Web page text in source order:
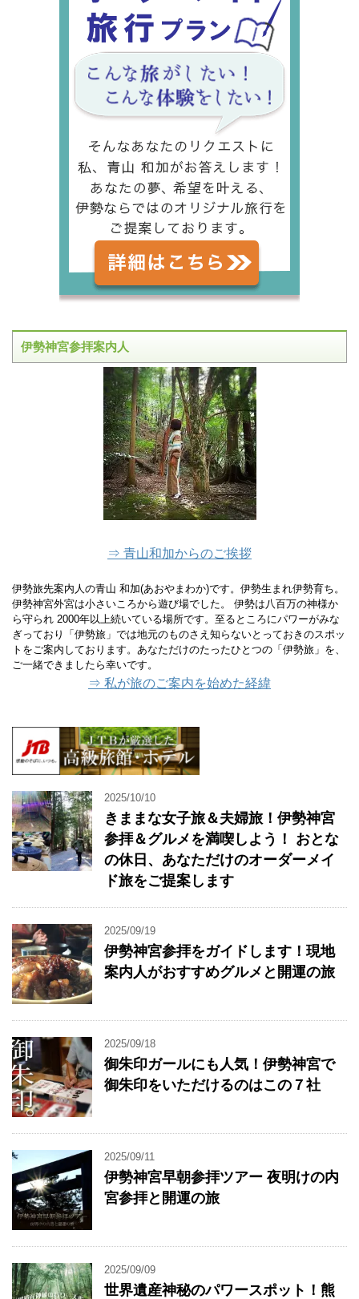
伊勢神宮参拝案内人
⇒ 青山和加からのご挨拶
伊勢旅先案内人の青山 和加(あおやまわか)です。伊勢生まれ伊勢育ち。
伊勢神宮外宮は小さいころから遊び場でした。 伊勢は八百万の神様か
ら守られ 2000年以上続いている場所です。至るところにパワーがみな
ぎっており「伊勢旅」では地元のものさえ知らないとっておきのスポッ
トをご案内しております。あなただけのたったひとつの「伊勢旅」を、
ご一緒できましたら幸いです。
⇒ 私が旅のご案内を始めた経緯
2025/10/10
きままな女子旅＆夫婦旅！伊勢神宮
参拝＆グルメを満喫しよう！ おとな
の休日、あなただけのオーダーメイ
ド旅をご提案します
2025/09/19
伊勢神宮参拝をガイドします！現地
案内人がおすすめグルメと開運の旅
2025/09/18
御朱印ガールにも人気！伊勢神宮で
御朱印をいただけるのはこの７社
2025/09/11
伊勢神宮早朝参拝ツアー 夜明けの内
宮参拝と開運の旅
2025/09/09
世界遺産神秘のパワースポット！熊